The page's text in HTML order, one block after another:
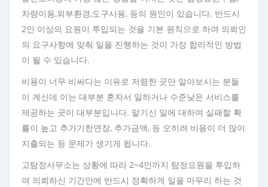
차량이용,외부환경,도구사용, 등의 원인이 있습니다. 반드시
2인 이상의 요원이 투입되는 것을 기본 원칙으로 하여 의뢰인
의 요구사항에 맞춰 일을 진행하는 것이 가장 합리적인 방법
이 될 수 있습니다.
비용이 너무 비싸다는 이유로 저렴한 곳만 알아보시는 분들
이 계신데 이는 대부분 혼자서 일하거나 수준낮은 서비스를
제공하는 곳이 대부분입니다. 맡기신 일에 대하여 실패할 확
률이 높고 추가기한연장, 추가금액, 등 오히려 비용이 더 많이
지출되는 등 문제가 생기게 됩니다.
고탐정사무소는 상황에 따라 2~4인까지 탐정요원을 투입하
여 의뢰하신 기간안에 반드시 정확하게 일을 마무리 하는 것